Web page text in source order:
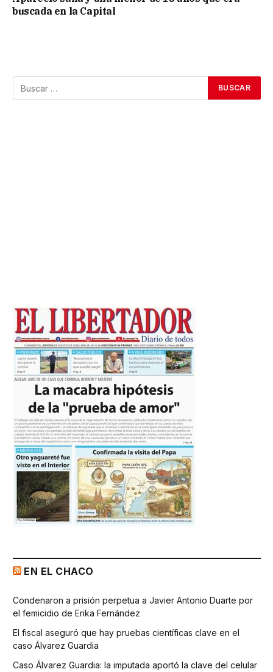
buscada en la Capital
EN EL CHACO
Condenaron a prisión perpetua a Javier Antonio Duarte por
el femicidio de Erika Fernández
El fiscal aseguró que hay pruebas científicas clave en el
caso Álvarez Guardia
Caso Álvarez Guardia: la imputada aportó la clave del celular